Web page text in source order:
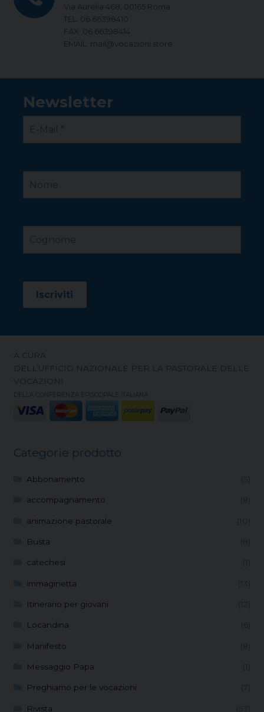
Via Aurelia 468, 00165 Roma
TEL: 06 66398410
FAX: 06 66398414
EMAIL: mail@vocazioni.store
Newsletter
A CURA
DELL’UFFICIO NAZIONALE PER LA PASTORALE DELLE
VOCAZIONI
DELLA CONFERENZA EPISCOPALE ITALIANA
Categorie prodotto
Abbonamento (5)
accompagnamento (8)
animazione pastorale (10)
Busta (8)
catechesi (1)
immaginetta (13)
Itinerario per giovani (12)
Locandina (6)
Manifesto (8)
Messaggio Papa (1)
Preghiamo per le vocazioni (7)
Rivista (53)